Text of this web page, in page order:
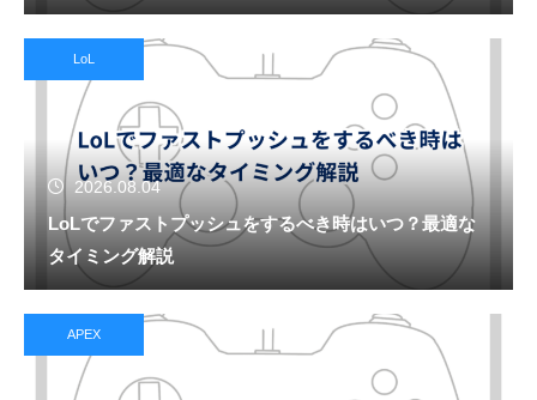
LoL
2026.08.04
LoLでファストプッシュをするべき時はいつ？最適な
タイミング解説
APEX